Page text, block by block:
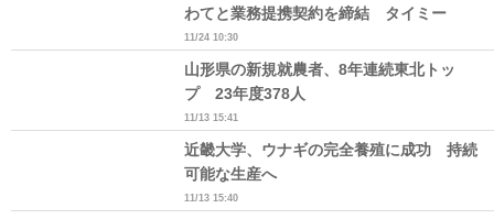
わてと業務提携契約を締結 タイミー
11/24 10:30
山形県の新規就農者、8年連続東北トッ
プ 23年度378人
11/13 15:41
近畿大学、ウナギの完全養殖に成功 持続
可能な生産へ
11/13 15:40